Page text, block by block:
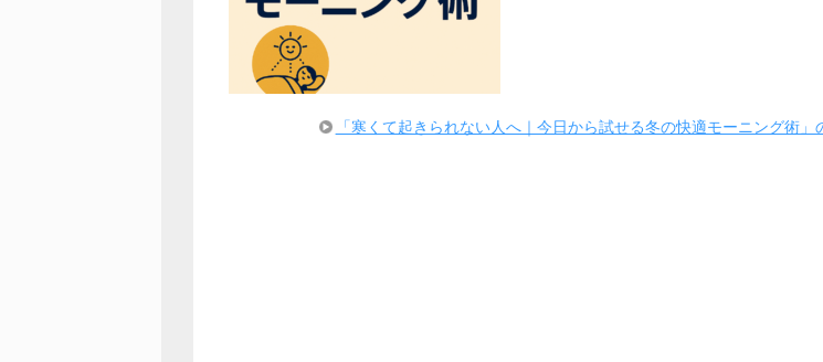
「寒くて起きられない人へ｜今日から試せる冬の快適モーニング術」